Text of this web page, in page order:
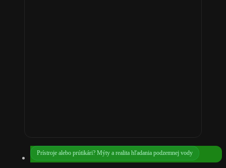
Prístroje alebo prútikári? Mýty a realita hľadania podzemnej vody